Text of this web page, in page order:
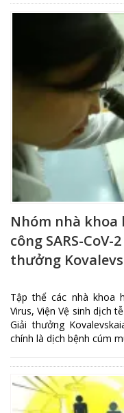
Nhóm nhà
công SARS-
thưởng
Tập thể các nhà khoa
Virus, Viện Vệ sinh dịch
Giải thưởng
chính là dịch bệnh cúm